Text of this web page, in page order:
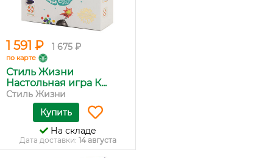
1 591 ₽ 1 675 ₽
по карте
Стиль Жизни
Настольная игра К...
Стиль Жизни
Купить
На складе
Дата доставки: 14 августа